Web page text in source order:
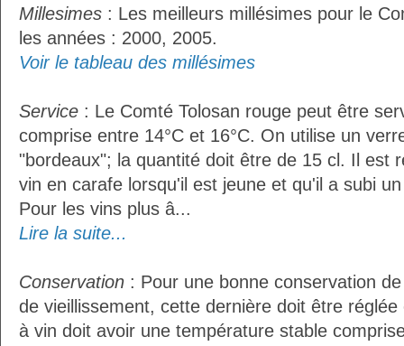
Millesimes : Les meilleurs millésimes pour le
les années : 2000, 2005.
Voir le tableau des millésimes
Service : Le Comté Tolosan rouge peut être
comprise entre 14°C et 16°C. On utilise un
"bordeaux"; la quantité doit être de 15 cl. Il est
vin en carafe lorsqu'il est jeune et qu'il a subi
Pour les vins plus â...
Lire la suite...
Conservation : Pour une bonne conservation
de vieillissement, cette dernière doit être réglée
à vin doit avoir une température stable